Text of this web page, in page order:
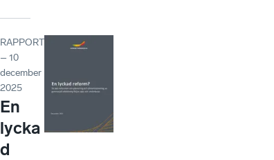
RAPPORT
– 10
december
2025
En
lycka
d